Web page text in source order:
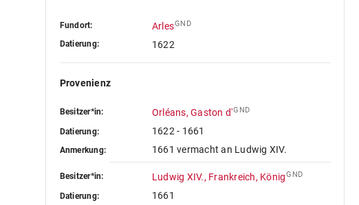
Fundort: ArlesGND
Datierung: 1622
Provenienz
Besitzer*in: Orléans, Gaston d'GND
Datierung: 1622 - 1661
Anmerkung: 1661 vermacht an Ludwig XIV.
Besitzer*in: Ludwig XIV., Frankreich, KönigGND
Datierung: 1661